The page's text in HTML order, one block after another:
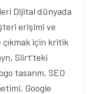
Dijital dünyada
erişimi ve
için kritik
Siirt’teki
tasarım, SEO
Google